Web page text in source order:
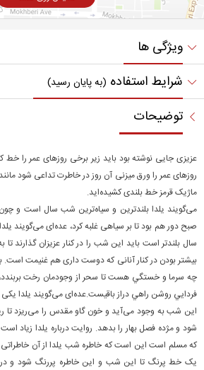
ویژگی ها
شرایط استفاده (به پایان رسید)
توضیحات
عزیزی جایی نوشته بود باید زیر برخی روزهای عمر را
روزهای عمر را ورق میزنی آن روز در خاطرت تداعی شود
ماژیک قرمز خط بلندی کشیده‌اید.
می‌گویند یلدا بلندترین و سیاه‌ترین شب سال است و
صبح دور هم بود تا بر سیاهی غلبه کرد، عده‌ای می‌گویند
سال بلند‌تر است باید این شب را در کنار عزیزان گذارند
بیشتر بودن در کنار آنانی که دوست داری هم غنیمت
چه سرما و خستگي هست تا سحر از وجودمان رخت
فردايي روشن راهي دراز باقيست.عده‌ای می‌گویند یلدا
این شب به وجود می‌آید و خون گاو مقدس را می‌ریزد تا
شود و مژده فصل بهار را بدهد. روایت درباره یلدا زیاد
که مسلم است این است که خاطره شب یلدا از آن
یک خط پرنگ تا این شب و این خاطره پررنگ شود و در